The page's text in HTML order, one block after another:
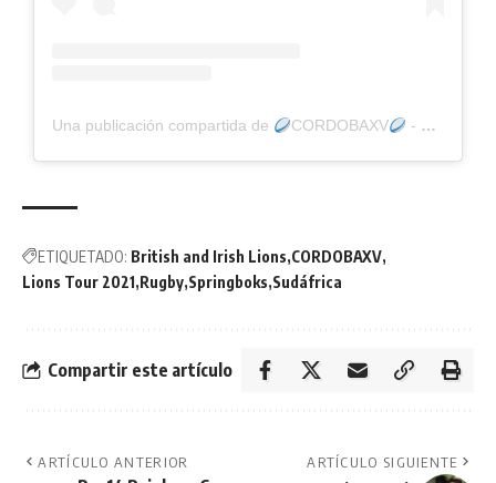
Una publicación compartida de CORDOBAXV - Martín Quetglas (@cordoba.xv)
ETIQUETADO: British and Irish Lions CORDOBAXV
Lions Tour 2021 Rugby Springboks Sudáfrica
Compartir este artículo
ARTÍCULO ANTERIOR ARTÍCULO SIGUIENTE